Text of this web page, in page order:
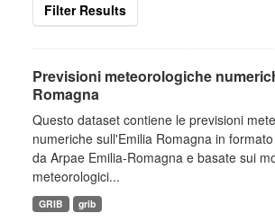
Filter Results
Previsioni meteorologiche
Romagna
Questo dataset contiene le previsioni
numeriche sull'Emilia Romagna in
da Arpae Emilia-Romagna e basate sui
meteorologici...
GRIB grib